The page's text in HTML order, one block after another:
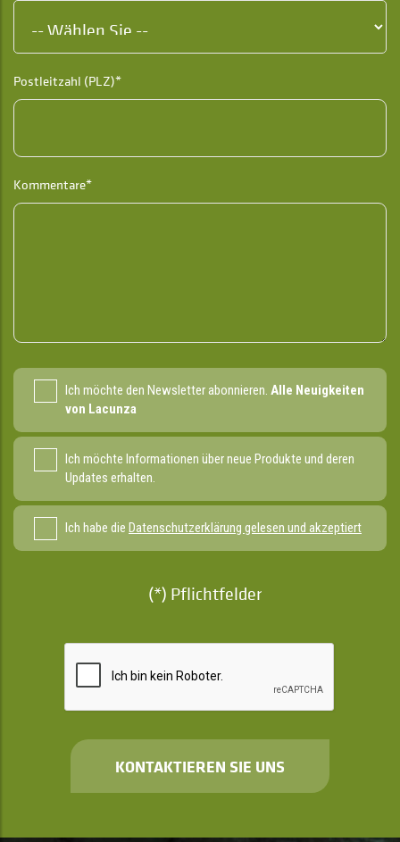
Postleitzahl (PLZ)*
Kommentare*
Ich möchte den Newsletter abonnieren. Alle Neuigkeiten
von Lacunza
Ich möchte Informationen über neue Produkte und deren
Updates erhalten.
Ich habe die Datenschutzerklärung gelesen und akzeptiert
(*) Pflichtfelder
KONTAKTIEREN SIE UNS